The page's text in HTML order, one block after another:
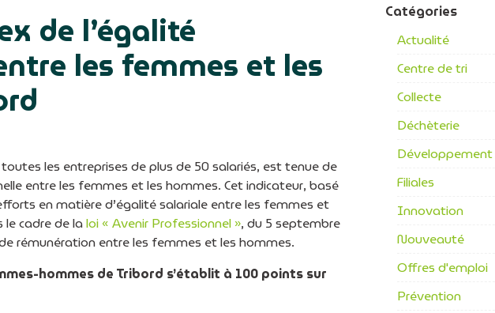
de l’égalité
les femmes et les
les entreprises de plus de 50 salariés, est tenue de
entre les femmes et les hommes. Cet indicateur, basé
en matière d’égalité salariale entre les femmes et
cadre de laloi « Avenir Professionnel », du 5 septembre
rémunération entre les femmes et les hommes.
hommes de Tribord s’établit à 100 points sur
Catégories
Actualité
Centre de tri
Collecte
Déchèterie
Développement
Filiales
Innovation
Nouveauté
Offres d'emploi
Prévention